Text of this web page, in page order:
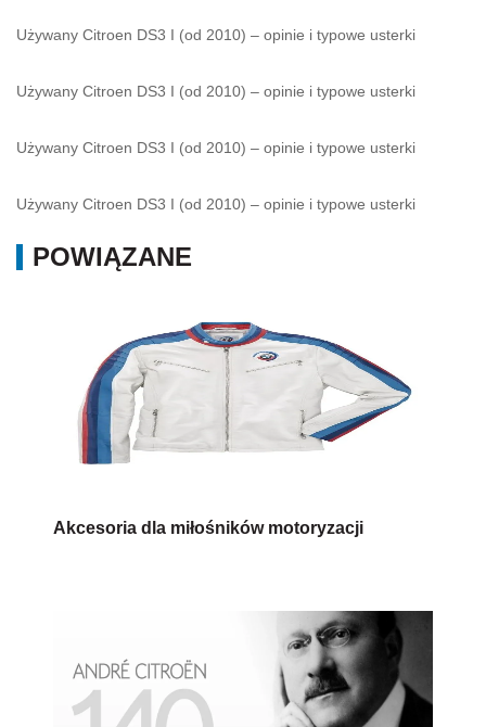
Używany Citroen DS3 I (od 2010) – opinie i typowe usterki
Używany Citroen DS3 I (od 2010) – opinie i typowe usterki
Używany Citroen DS3 I (od 2010) – opinie i typowe usterki
Używany Citroen DS3 I (od 2010) – opinie i typowe usterki
POWIĄZANE
Akcesoria dla miłośników motoryzacji